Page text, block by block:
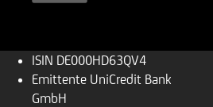
ISIN DE000HD63QV4
Emittente UniCredit Bank
GmbH